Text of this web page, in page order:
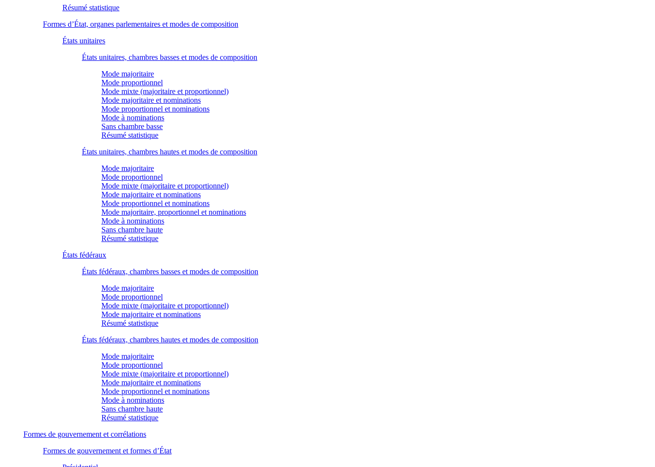
Résumé statistique
Formes d’État, organes parlementaires et modes de composition
États unitaires
États unitaires, chambres basses et modes de composition
Mode majoritaire
Mode proportionnel
Mode mixte (majoritaire et proportionnel)
Mode majoritaire et nominations
Mode proportionnel et nominations
Mode à nominations
Sans chambre basse
Résumé statistique
États unitaires, chambres hautes et modes de composition
Mode majoritaire
Mode proportionnel
Mode mixte (majoritaire et proportionnel)
Mode majoritaire et nominations
Mode proportionnel et nominations
Mode majoritaire, proportionnel et nominations
Mode à nominations
Sans chambre haute
Résumé statistique
États fédéraux
États fédéraux, chambres basses et modes de composition
Mode majoritaire
Mode proportionnel
Mode mixte (majoritaire et proportionnel)
Mode majoritaire et nominations
Résumé statistique
États fédéraux, chambres hautes et modes de composition
Mode majoritaire
Mode proportionnel
Mode mixte (majoritaire et proportionnel)
Mode majoritaire et nominations
Mode proportionnel et nominations
Mode à nominations
Sans chambre haute
Résumé statistique
Formes de gouvernement et corrélations
Formes de gouvernement et formes d’État